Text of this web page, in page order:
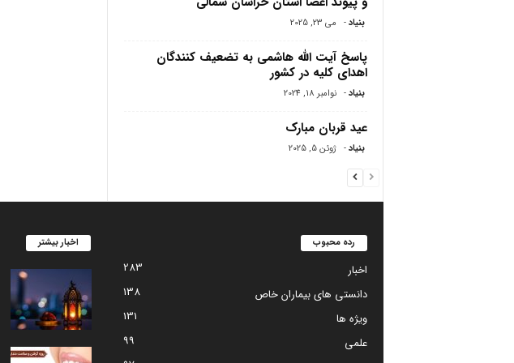
بنیاد - می 23, 2025
پاسخ آیت الله هاشمی به تضعیف کنندگان
اهدای کلیه در کشور
بنیاد - نوامبر 18, 2024
عید قربان مبارک
بنیاد - ژوئن 5, 2025
اخبار بیشتر رده محبوب
اخبار
283
دانستی های بیماران خاص
138
ویژه ها
131
علمی
99